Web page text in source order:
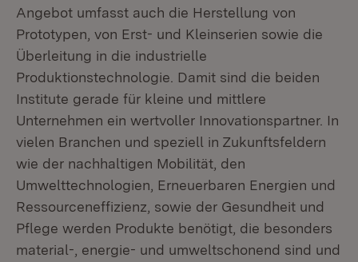
Angebot umfasst auch die Herstellung von
Prototypen, von Erst- und Kleinserien sowie die
Überleitung in die industrielle
Produktionstechnologie. Damit sind die beiden
Institute gerade für kleine und mittlere
Unternehmen ein wertvoller Innovationspartner. In
vielen Branchen und speziell in Zukunftsfeldern
wie der nachhaltigen Mobilität, den
Umwelttechnologien, Erneuerbaren Energien und
Ressourceneffizienz, sowie der Gesundheit und
Pflege werden Produkte benötigt, die besonders
material-, energie- und umweltschonend sind und